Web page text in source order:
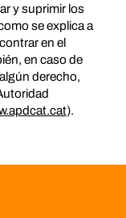
y suprimir los
se explica a
en el
en caso de
derecho,
).